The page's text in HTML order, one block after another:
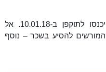
התקנות שפורסמו ב-11.12.17 יכנסו לתוקפן ב-10.01.18. אל
המורשים להסיע בשכר – נוסף